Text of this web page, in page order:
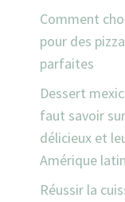
Comment
pour des
parfaites
Dessert
faut savoir
délicieux et
Amérique
Réussir la